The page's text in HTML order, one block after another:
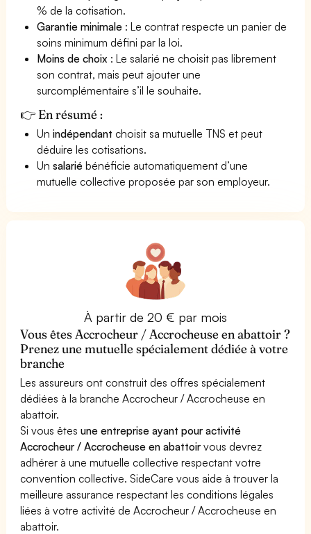
% de la cotisation.
Garantie minimale : Le contrat respecte un panier de
soins minimum défini par la loi.
Moins de choix : Le salarié ne choisit pas librement
son contrat, mais peut ajouter une
surcomplémentaire s’il le souhaite.
👉 En résumé :
Unindépendant choisit sa mutuelle TNS et peut
déduire les cotisations.
Unsalarié bénéficie automatiquement d’une
mutuelle collective proposée par son employeur.
À partir de 20 € par mois
Vous êtes Accrocheur / Accrocheuse en abattoir ?
Prenez une mutuelle spécialement dédiée à votre
branche
Les assureurs ont construit des offres spécialement
dédiées à la branche Accrocheur / Accrocheuse en
abattoir.
Si vous êtesune entreprise ayant pour activité
Accrocheur / Accrocheuse en abattoir vous devrez
adhérer à une mutuelle collective respectant votre
convention collective. SideCare vous aide à trouver la
meilleure assurance respectant les conditions légales
liées à votre activité de Accrocheur / Accrocheuse en
abattoir.